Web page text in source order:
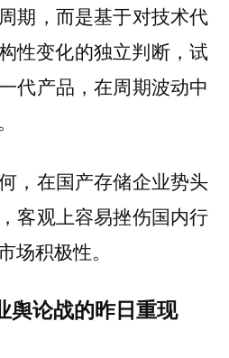
期，而是基于对技术代
性变化的独立判断，试
代产品，在周期波动中
，在国产存储企业势头
客观上容易挫伤国内行
场积极性。
舆论战的昨日重现